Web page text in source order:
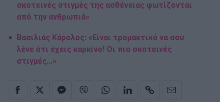
σκοτεινές στιγμές της ασθένειας φωτίζονται
από την ανθρωπιά»
Bασιλιάς Κάρολος: «Είναι τρομακτικό να σου
λένε ότι έχεις καρκίνο! Οι πιο σκοτεινές
στιγμές...»